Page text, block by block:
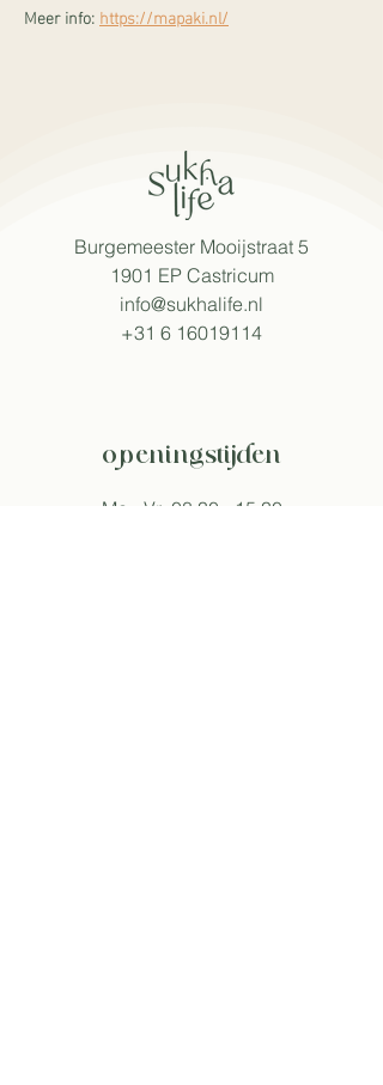
Meer info: https://mapaki.nl/
Burgemeester Mooijstraat 5
1901 EP Castricum​
info@sukhalife.nl
+31 6 16019114
openingstijden
Ma - Vr: 08:30 - 15:30